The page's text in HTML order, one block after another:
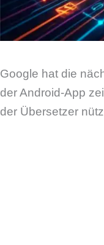
Google hat die
der Android-App
der Übersetzer